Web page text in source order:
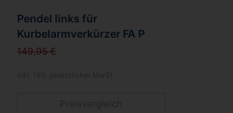
Pendel links für
Kurbelarmverkürzer FA P
149,95 €